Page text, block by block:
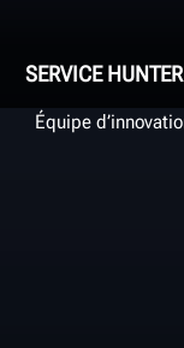
SERVICE HUNTER